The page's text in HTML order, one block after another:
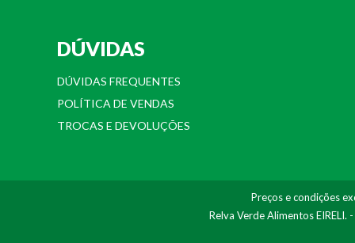
DÚVIDAS
DÚVIDAS FREQUENTES
POLÍTICA DE VENDAS
TROCAS E DEVOLUÇÕES
Preços e condições
Relva Verde Alimentos